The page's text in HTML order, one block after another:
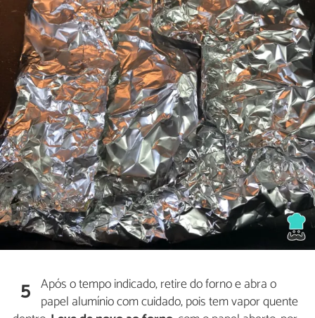
5 Após o tempo indicado, retire do forno e abra o
papel alumínio com cuidado, pois tem vapor quente